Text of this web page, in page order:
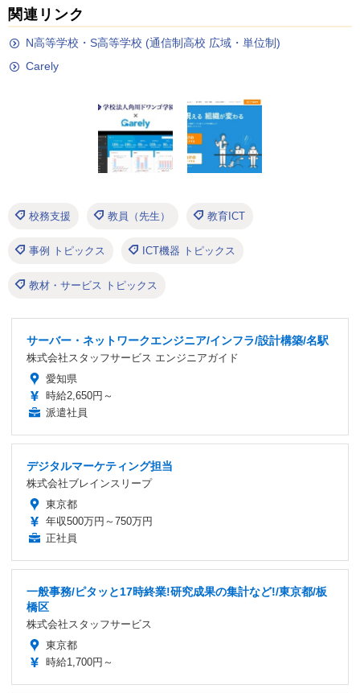
関連リンク
N高等学校・S高等学校 (通信制高校 広域・単位制)
Carely
校務支援 教員（先生） 教育ICT
事例 トピックス ICT機器 トピックス
教材・サービス トピックス
サーバー・ネットワークエンジニア/インフラ/設計構築/名駅
株式会社スタッフサービス エンジニアガイド
愛知県
時給2,650円～
派遣社員
デジタルマーケティング担当
株式会社ブレインスリープ
東京都
年収500万円～750万円
正社員
一般事務/ピタッと17時終業!研究成果の集計など!/東京都/板
橋区
株式会社スタッフサービス
東京都
時給1,700円～